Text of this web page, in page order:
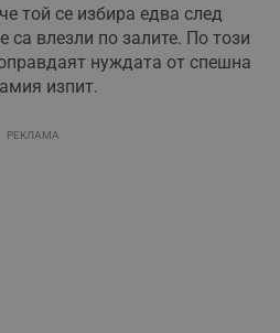
той се избира едва след
са влезли по залите. По този
нуждата от спешна
изпит.
РЕКЛАМА